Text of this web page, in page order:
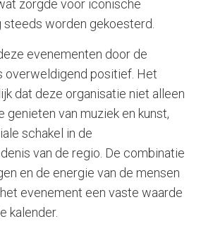
zorgde voor iconische
worden gekoesterd.
evenementen door de
overweldigend positief. Het
dat deze organisatie niet alleen
genieten van muziek en kunst,
schakel in de
van de regio. De combinatie
en de energie van de mensen
evenement een vaste waarde
kalender.